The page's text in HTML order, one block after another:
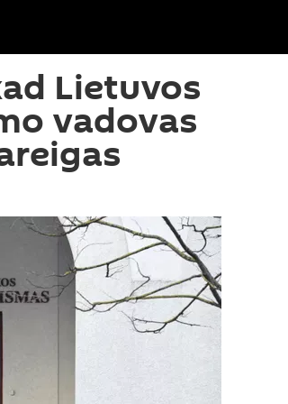
Lietuvos
vadovas